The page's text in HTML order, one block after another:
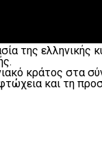
της
κράτος στα
και τη